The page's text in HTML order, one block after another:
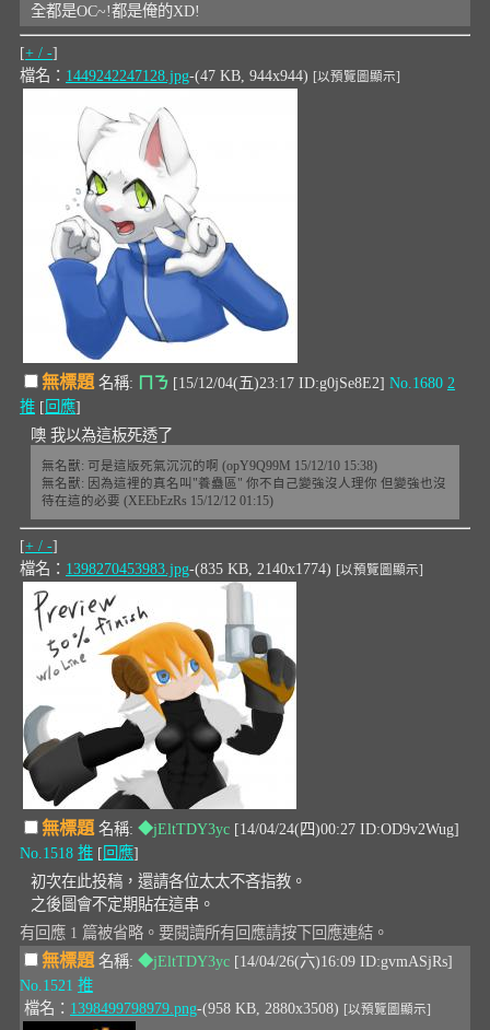
全都是OC~!都是俺的XD!
[+ / -]
檔名： 1449242247128.jpg-(47 KB, 944x944) [以預覽圖顯示]
無標題 名稱: ㄇㄋ [15/12/04(五)23:17 ID:g0jSe8E2] No.1680 2
推 [ 回應]
噢 我以為這板死透了
無名獸: 可是這版死氣沉沉的啊 (opY9Q99M 15/12/10 15:38)
無名獸: 因為這裡的真名叫"養蠱區" 你不自己變強沒人理你 但變強也沒
待在這的必要 (XEEbEzRs 15/12/12 01:15)
[+ / -]
檔名： 1398270453983.jpg-(835 KB, 2140x1774) [以預覽圖顯示]
無標題 名稱: ◆jEltTDY3yc [14/04/24(四)00:27 ID:OD9v2Wug]
No.1518 推 [ 回應]
初次在此投稿，還請各位太太不吝指教。
之後圖會不定期貼在這串。
有回應 1 篇被省略。要閱讀所有回應請按下回應連結。
無標題 名稱: ◆jEltTDY3yc [14/04/26(六)16:09 ID:gvmASjRs]
No.1521 推
檔名： 1398499798979.png-(958 KB, 2880x3508) [以預覽圖顯示]